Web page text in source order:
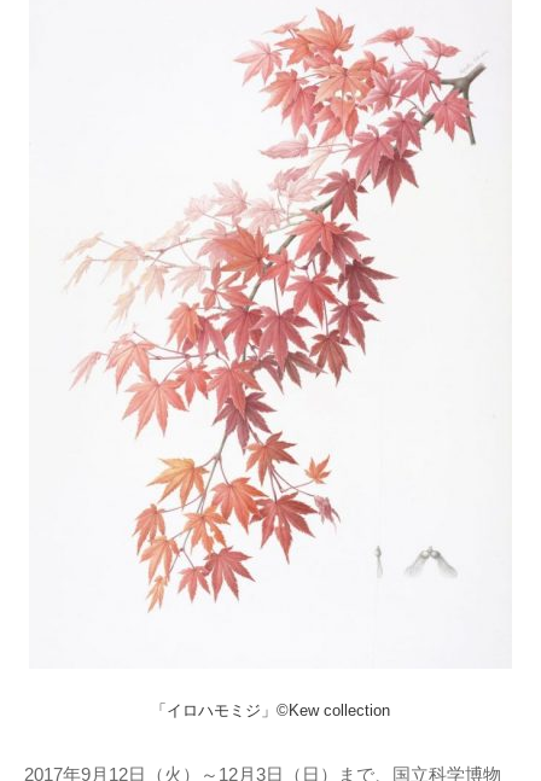
「イロハモミジ」©Kew collection
2017年9月12日（火）～12月3日（日）まで、国立科学博物